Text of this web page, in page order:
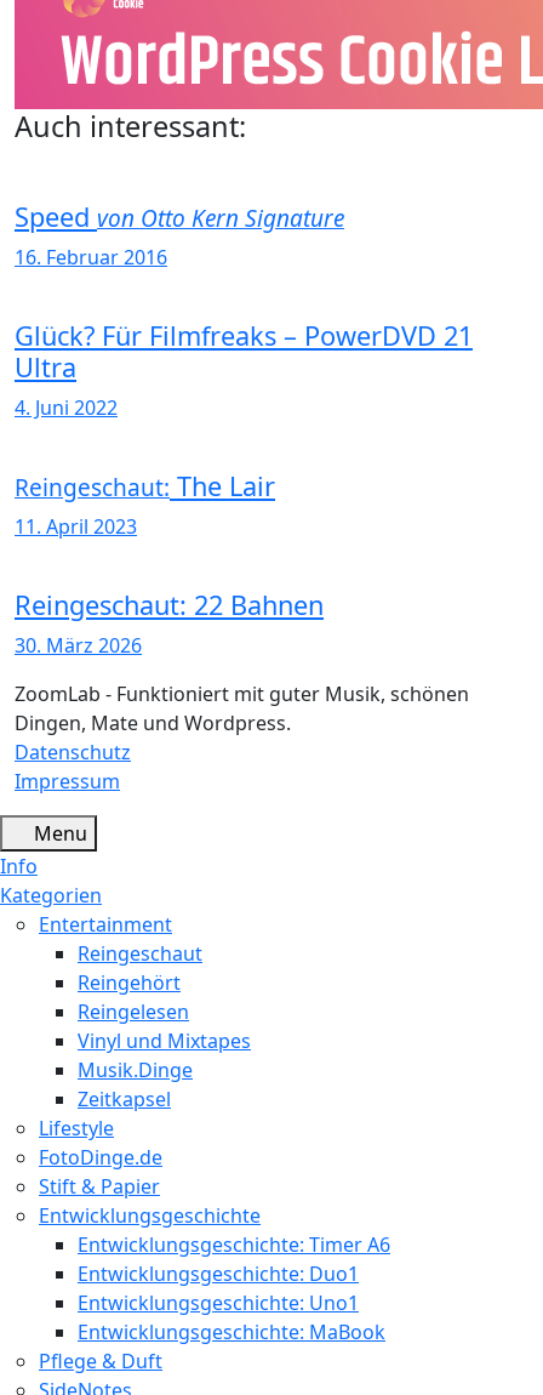
Auch interessant:
Speed von Otto Kern Signature
16. Februar 2016
Glück? Für Filmfreaks – PowerDVD 21
Ultra
4. Juni 2022
Reingeschaut: The Lair
11. April 2023
Reingeschaut: 22 Bahnen
30. März 2026
ZoomLab - Funktioniert mit guter Musik, schönen
Dingen, Mate und Wordpress.
Datenschutz
Impressum
Menu
Info
Kategorien
Entertainment
Reingeschaut
Reingehört
Reingelesen
Vinyl und Mixtapes
Musik.Dinge
Zeitkapsel
Lifestyle
FotoDinge.de
Stift & Papier
Entwicklungsgeschichte
Entwicklungsgeschichte: Timer A6
Entwicklungsgeschichte: Duo1
Entwicklungsgeschichte: Uno1
Entwicklungsgeschichte: MaBook
Pflege & Duft